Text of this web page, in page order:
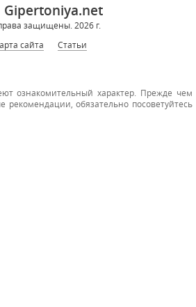
Gipertoniya.net
защищены. 2026 г.
сайта
Статьи
ознакомительный характер. Прежде чем
рекомендации, обязательно посоветуйтесь